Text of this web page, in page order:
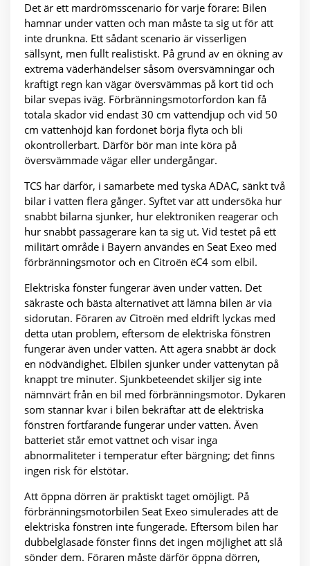
Det är ett mardrömsscenario för varje förare: Bilen
hamnar under vatten och man måste ta sig ut för att
inte drunkna. Ett sådant scenario är visserligen
sällsynt, men fullt realistiskt. På grund av en ökning av
extrema väderhändelser såsom översvämningar och
kraftigt regn kan vägar översvämmas på kort tid och
bilar svepas iväg. Förbränningsmotorfordon kan få
totala skador vid endast 30 cm vattendjup och vid 50
cm vattenhöjd kan fordonet börja flyta och bli
okontrollerbart. Därför bör man inte köra på
översvämmade vägar eller undergångar.
TCS har därför, i samarbete med tyska ADAC, sänkt två
bilar i vatten flera gånger. Syftet var att undersöka hur
snabbt bilarna sjunker, hur elektroniken reagerar och
hur snabbt passagerare kan ta sig ut. Vid testet på ett
militärt område i Bayern användes en Seat Exeo med
förbränningsmotor och en Citroën ëC4 som elbil.
Elektriska fönster fungerar även under vatten. Det
säkraste och bästa alternativet att lämna bilen är via
sidorutan. Föraren av Citroën med eldrift lyckas med
detta utan problem, eftersom de elektriska fönstren
fungerar även under vatten. Att agera snabbt är dock
en nödvändighet. Elbilen sjunker under vattenytan på
knappt tre minuter. Sjunkbeteendet skiljer sig inte
nämnvärt från en bil med förbränningsmotor. Dykaren
som stannar kvar i bilen bekräftar att de elektriska
fönstren fortfarande fungerar under vatten. Även
batteriet står emot vattnet och visar inga
abnormaliteter i temperatur efter bärgning; det finns
ingen risk för elstötar.
Att öppna dörren är praktiskt taget omöjligt. På
förbränningsmotorbilen Seat Exeo simulerades att de
elektriska fönstren inte fungerade. Eftersom bilen har
dubbelglasade fönster finns det ingen möjlighet att slå
sönder dem. Föraren måste därför öppna dörren,